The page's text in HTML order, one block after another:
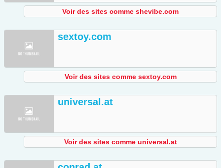
Voir des sites comme shevibe.com
sextoy.com
Voir des sites comme sextoy.com
universal.at
Voir des sites comme universal.at